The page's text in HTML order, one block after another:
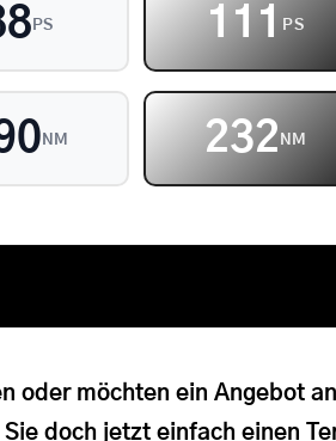
PS 111 PS
NM 232 NM
oder möchten ein Angebot
Sie doch jetzt einfach einen